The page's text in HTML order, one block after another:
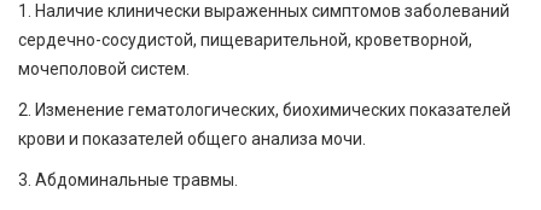
1. Наличие клинически выраженных симптомов заболеваний
сердечно-сосудистой, пищеварительной, кроветворной,
мочеполовой систем.
2. Изменение гематологических, биохимических показателей
крови и показателей общего анализа мочи.
3. Абдоминальные травмы.